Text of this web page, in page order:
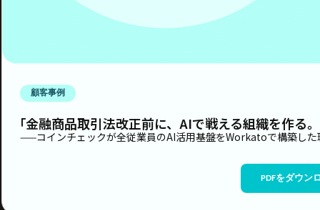
顧客事例
「金融商品取引法改正前に、AIで戦える組織を作る
——コインチェックが全従業員のAI活用基盤をWorkatoで構築した
PDFをダウン